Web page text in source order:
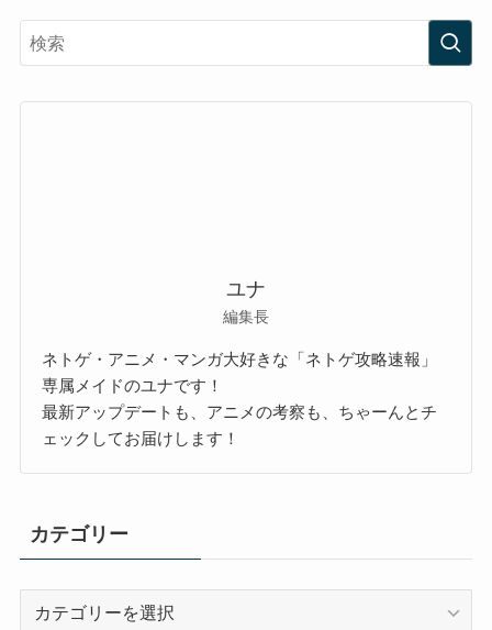
ユナ
編集長
ネトゲ・アニメ・マンガ大好きな「ネトゲ攻略速報」
専属メイドのユナです！
最新アップデートも、アニメの考察も、ちゃーんとチ
ェックしてお届けします！
カテゴリー